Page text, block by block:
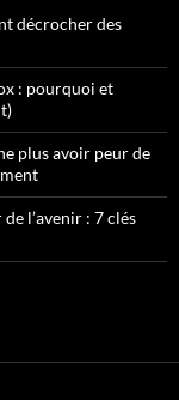
décrocher des
: pourquoi et
plus avoir peur de
l’avenir : 7 clés